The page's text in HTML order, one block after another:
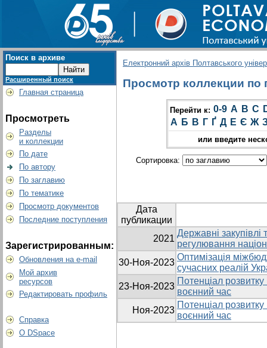
Поиск в архиве
Расширенный поиск
Главная страница
Просмотреть
Разделы
и коллекции
По дате
По автору
По заглавию
По тематике
Просмотр документов
Последние поступления
Зарегистрированным:
Обновления на e-mail
Мой архив
ресурсов
Редактировать профиль
Справка
О DSpace
Електронний архів Полтавського
Просмотр коллекции по
Перейти к: 0-9 A B C
А Б В Г Ґ Д Е Є Ж
или введите
Сортировка:
Дата
публикации
2021
Державні закупівлі
регулювання
30-Ноя-2023
Оптимізація
сучасних реалій
23-Ноя-2023
Потенціал
воєнний час
Ноя-2023
Потенціал
воєнний час